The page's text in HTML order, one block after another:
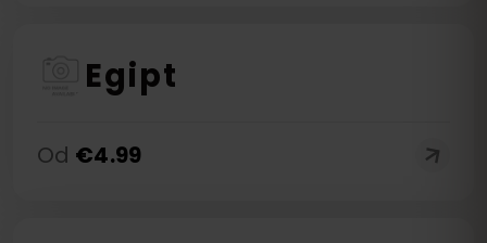
Egipt
Od €4.99